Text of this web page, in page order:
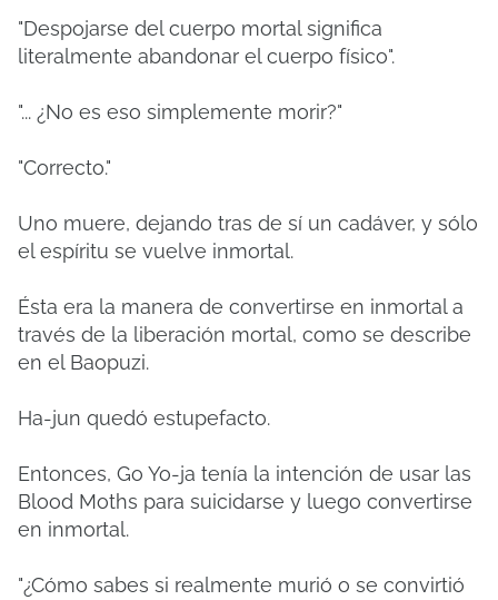
"Despojarse del cuerpo mortal significa
literalmente abandonar el cuerpo físico".
"... ¿No es eso simplemente morir?"
"Correcto."
Uno muere, dejando tras de sí un cadáver, y sólo
el espíritu se vuelve inmortal.
Ésta era la manera de convertirse en inmortal a
través de la liberación mortal, como se describe
en el Baopuzi.
Ha-jun quedó estupefacto.
Entonces, Go Yo-ja tenía la intención de usar las
Blood Moths para suicidarse y luego convertirse
en inmortal.
"¿Cómo sabes si realmente murió o se convirtió